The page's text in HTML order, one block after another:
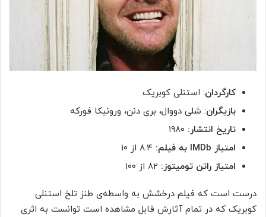
کارگردان: استنلی کوبریک
بازیگران: شلی دووال، بری دنن، ورونیکا فورکه
تاریخ انتشار:
امتیاز IMDb به فیلم:
امتیاز راتن تومیتوز:
درست است که فیلم درخشش به واسطه‌ی طنز تلخ استنلی
کوبریک که در تمام آثارش قابل مشاهده است توانست به اثری